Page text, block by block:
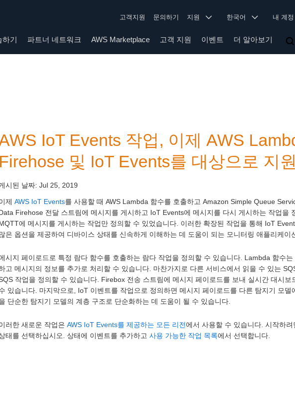
고객지원 문의하기 지원 한국어 내 계
하기 파트너 네트워크 AWS Marketplace 고객 지원 이벤트 더 알아보기
IoT Events 작업, 이제 AWS
Firehose 및 IoT Events를 대상으로 지원
시된 날짜: Jul 25, 2019
제 AWS IoT Events를 사용할 때 AWS Lambda 함수를 호출하고 Amazon Simple Queue
Firehose 전달 스트림에 메시지를 게시하고 IoT Events에 메시지를 다시 게시하는 작업을
에 메시지를 게시하는 작업만 정의할 수 있었습니다. 이러한 확장된 작업을 통해 IoT
은 옵션을 제공하여 디바이스 상태를 신속하게 이해하는 데 도움이 되는 모니터링 애플리케이
시지 페이로드로 특정 람다 함수를 호출하는 람다 작업을 정의할 수 있습니다. Lambda 함수
고 메시지의 정보를 추가로 처리할 수 있습니다. 마찬가지로 다른 서비스에서 읽을 수 있는
작업을 정의할 수 있습니다. Firebox 전송 스트림에 메시지 페이로드를 보내 실시간 대시
있습니다. 마지막으로, IoT 이벤트를 작업으로 정의하면 메시지 페이로드를 다른 탐지기 모
단순한 탐지기 모델의 계층 구조로 단순화하는 데 도움이 될 수 있습니다.
러한 새로운 작업은 AWS IoT Events를 제공하는 모든 리전에서 사용할 수 있습니다. 시작하려
태를 선택하십시오. 상태에 이벤트를 추가하고 사용 가능한 작업 목록에서 선택합니다.